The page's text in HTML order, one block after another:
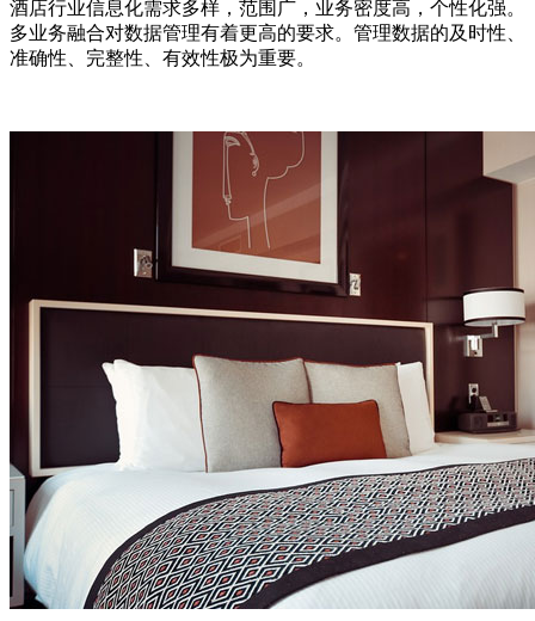
酒店行业信息化需求多样，范围广，业务密度高，个性化强。
多业务融合对数据管理有着更高的要求。管理数据的及时性、
准确性、完整性、有效性极为重要。